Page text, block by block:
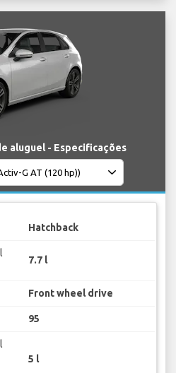
aluguel - Especificações
Hatchback
7.7 l
Front wheel drive
95
5 l